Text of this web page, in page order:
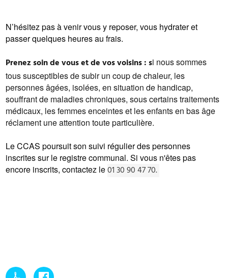
N’hésitez pas à venir vous y reposer, vous hydrater et
passer quelques heures au frais.
Prenez soin de vous et de vos voisins : si nous sommes
tous susceptibles de subir un coup de chaleur, les
personnes âgées, isolées, en situation de handicap,
souffrant de maladies chroniques, sous certains traitements
médicaux, les femmes enceintes et les enfants en bas âge
réclament une attention toute particulière.
Le CCAS poursuit son suivi régulier des personnes
inscrites sur le registre communal. Si vous n'êtes pas
encore inscrits, contactez le01 30 90 47 70.